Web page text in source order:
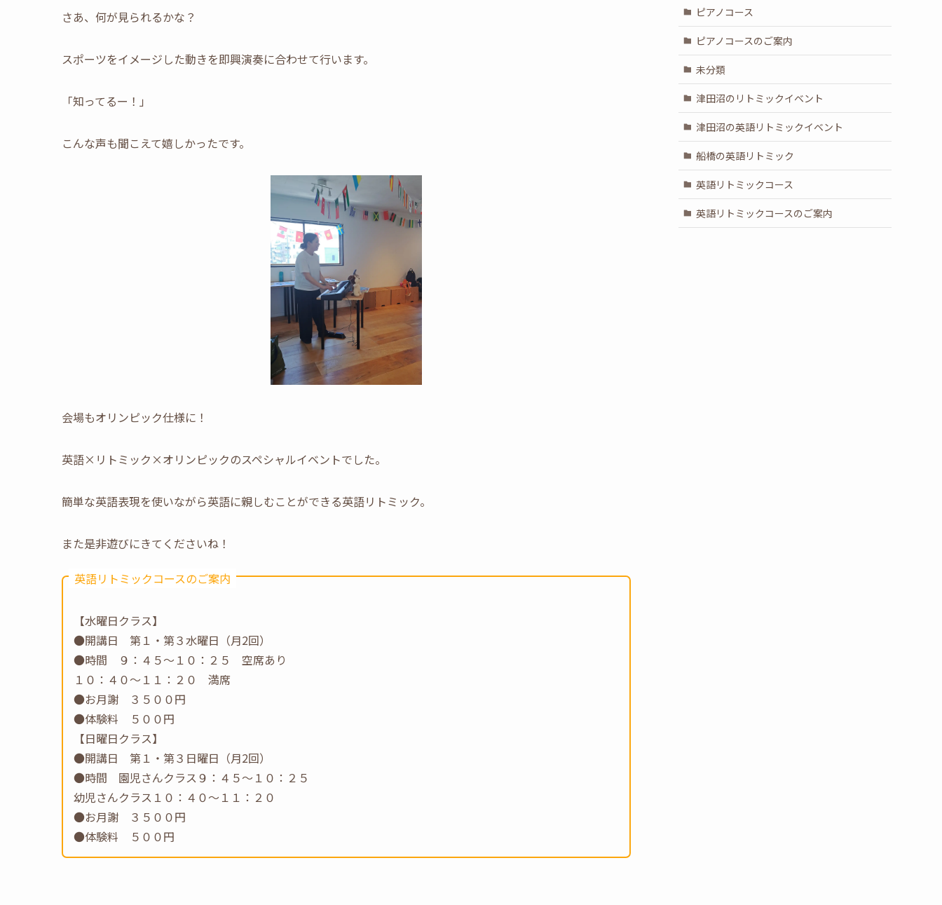
さあ、何が見られるかな？
スポーツをイメージした動きを即興演奏に合わせて行います。
「知ってるー！」
こんな声も聞こえて嬉しかったです。
会場もオリンピック仕様に！
英語×リトミック×オリンピックのスペシャルイベントでした。
簡単な英語表現を使いながら英語に親しむことができる英語リトミック。
また是非遊びにきてくださいね！
英語リトミックコースのご案内
【水曜日クラス】
●開講日 第１・第３水曜日（月2回）
●時間 ９：４５～１０：２５ 空席あり
１０：４０～１１：２０ 満席
●お月謝 ３５００円
●体験料 ５００円
【日曜日クラス】
●開講日 第１・第３日曜日（月2回）
●時間 園児さんクラス９：４５～１０：２５
幼児さんクラス１０：４０～１１：２０
●お月謝 ３５００円
●体験料 ５００円
ピアノコース
ピアノコースのご案内
未分類
津田沼のリトミックイベント
津田沼の英語リトミックイベント
船橋の英語リトミック
英語リトミックコース
英語リトミックコースのご案内